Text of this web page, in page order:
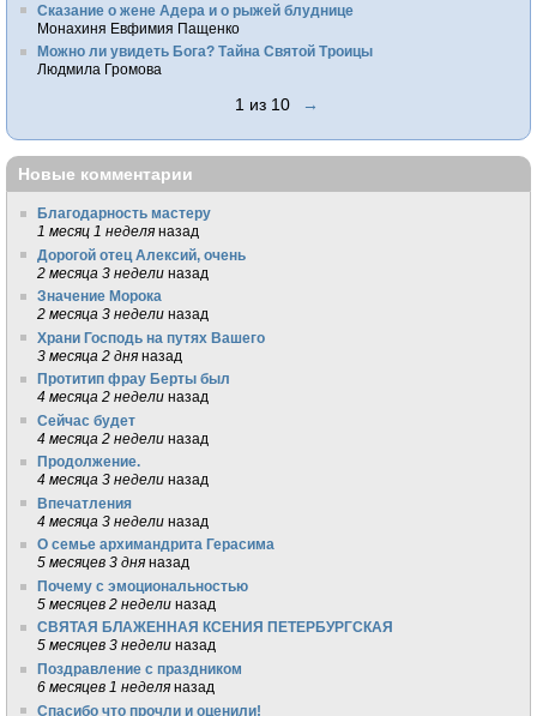
Сказание о жене Адера и о рыжей блуднице
Монахиня Евфимия Пащенко
Можно ли увидеть Бога? Тайна Святой Троицы
Людмила Громова
1 из 10 →
Новые комментарии
Благодарность мастеру
1 месяц 1 неделя назад
Дорогой отец Алексий, очень
2 месяца 3 недели назад
Значение Морока
2 месяца 3 недели назад
Храни Господь на путях Вашего
3 месяца 2 дня назад
Протитип фрау Берты был
4 месяца 2 недели назад
Сейчас будет
4 месяца 2 недели назад
Продолжение.
4 месяца 3 недели назад
Впечатления
4 месяца 3 недели назад
О семье архимандрита Герасима
5 месяцев 3 дня назад
Почему с эмоциональностью
5 месяцев 2 недели назад
СВЯТАЯ БЛАЖЕННАЯ КСЕНИЯ ПЕТЕРБУРГСКАЯ
5 месяцев 3 недели назад
Поздравление с праздником
6 месяцев 1 неделя назад
Спасибо что прочли и оценили!